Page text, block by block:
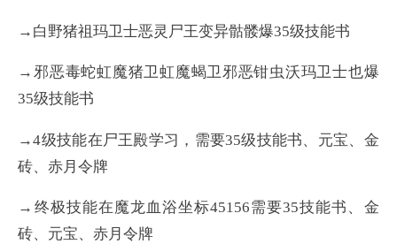
→白野猪祖玛卫士恶灵尸王变异骷髅爆35级技能书
→邪恶毒蛇虹魔猪卫虹魔蝎卫邪恶钳虫沃玛卫士也爆
35级技能书
→4级技能在尸王殿学习，需要35级技能书、元宝、金
砖、赤月令牌
→终极技能在魔龙血浴坐标45156需要35技能书、金
砖、元宝、赤月令牌